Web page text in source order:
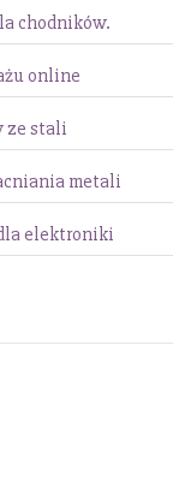
chodników.
online
ze stali
metali
elektroniki